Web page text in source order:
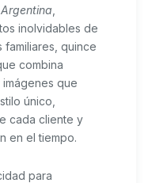
inolvidables de
quince
combina
que
único,
cada cliente y
en el tiempo.
para